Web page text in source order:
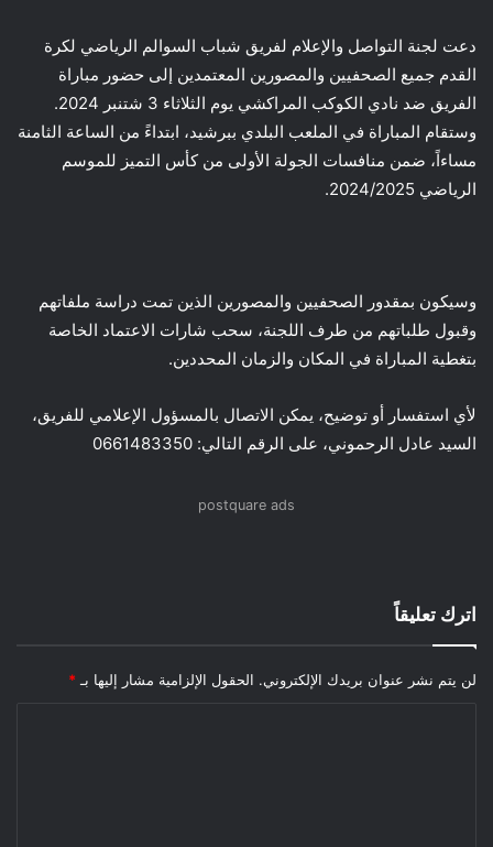
دعت لجنة التواصل والإعلام لفريق شباب السوالم الرياضي لكرة
القدم جميع الصحفيين والمصورين المعتمدين إلى حضور مباراة
الفريق ضد نادي الكوكب المراكشي يوم الثلاثاء 3 شتنبر 2024.
وستقام المباراة في الملعب البلدي ببرشيد، ابتداءً من الساعة الثامنة
مساءاً، ضمن منافسات الجولة الأولى من كأس التميز للموسم
الرياضي 2024/2025.
وسيكون بمقدور الصحفيين والمصورين الذين تمت دراسة ملفاتهم
وقبول طلباتهم من طرف اللجنة، سحب شارات الاعتماد الخاصة
بتغطية المباراة في المكان والزمان المحددين.
لأي استفسار أو توضيح، يمكن الاتصال بالمسؤول الإعلامي للفريق،
السيد عادل الرحموني، على الرقم التالي: 0661483350
postquare ads
اترك تعليقاً
لن يتم نشر عنوان بريدك الإلكتروني. الحقول الإلزامية مشار إليها بـ *